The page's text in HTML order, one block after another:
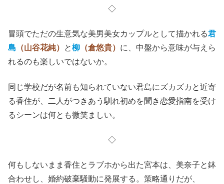
◇
冒頭でただの生意気な美男美女カップルとして描かれる君
島 （山谷花純） と柳 （倉悠貴） に、中盤から意味が与えら
れるのも楽しいではないか。
同じ学校だが名前も知られていない君島にズカズカと近寄
る香住が、二人がつきあう馴れ初めを聞き恋愛指南を受け
るシーンは何とも微笑ましい。
◇
何もしないまま香住とラブホから出た宮本は、美奈子と鉢
合わせし、婚約破棄騒動に発展する。策略通りだが、